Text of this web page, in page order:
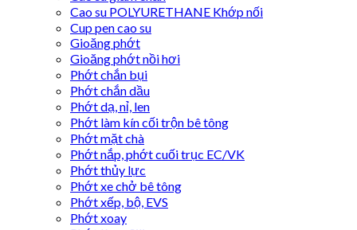
Cao su POLYURETHANE Khớp nối
Cup pen cao su
Gioăng phớt
Gioăng phớt nồi hơi
Phớt chắn bụi
Phớt chắn dầu
Phớt dạ, nỉ, len
Phớt làm kín cối trộn bê tông
Phớt mặt chà
Phớt nắp, phớt cuối trục EC/VK
Phớt thủy lực
Phớt xe chở bê tông
Phớt xếp, bộ, EVS
Phớt xoay